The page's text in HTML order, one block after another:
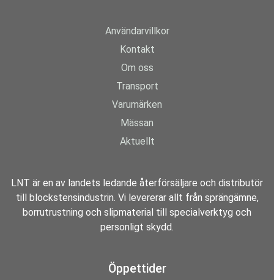
Användarvillkor
Kontakt
Om oss
Transport
Varumärken
Mässan
Aktuellt
LNT är en av landets ledande återförsäljare och distributör
till blockstensindustrin. Vi levererar allt från sprängämne,
borrutrustning och slipmaterial till specialverktyg och
personligt skydd.
Öppettider